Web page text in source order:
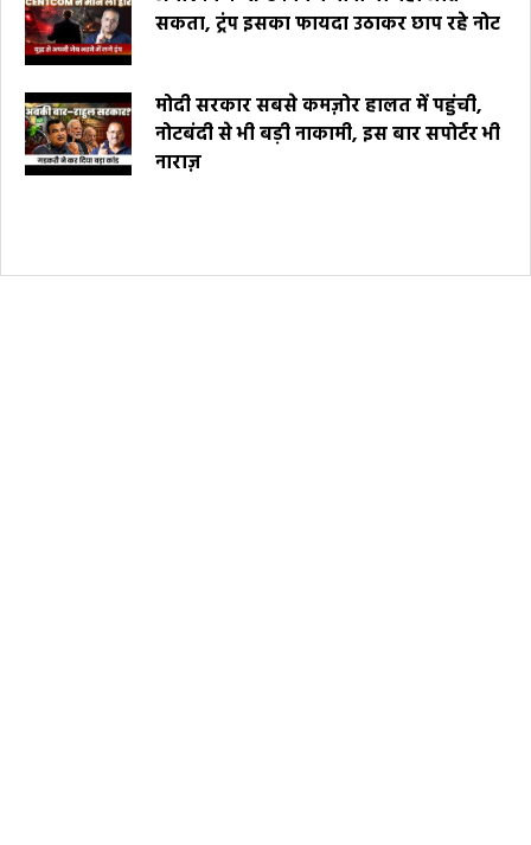
सकता, ट्रंप इसका फायदा उठाकर छाप रहे नोट
मोदी सरकार सबसे कमज़ोर हालत में पहुंची,
नोटबंदी से भी बड़ी नाकामी, इस बार सपोर्टर भी
नाराज़